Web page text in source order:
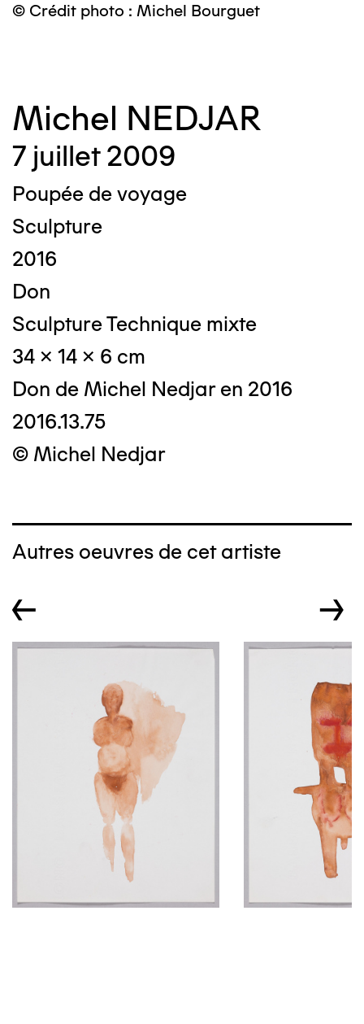
© Crédit photo : Michel Bourguet
Michel NEDJAR
7 juillet 2009
Poupée de voyage
Sculpture
2016
Don
Sculpture Technique mixte
34 x 14 x 6 cm
Don de Michel Nedjar en 2016
2016.13.75
© Michel Nedjar
Autres oeuvres de cet artiste
← →